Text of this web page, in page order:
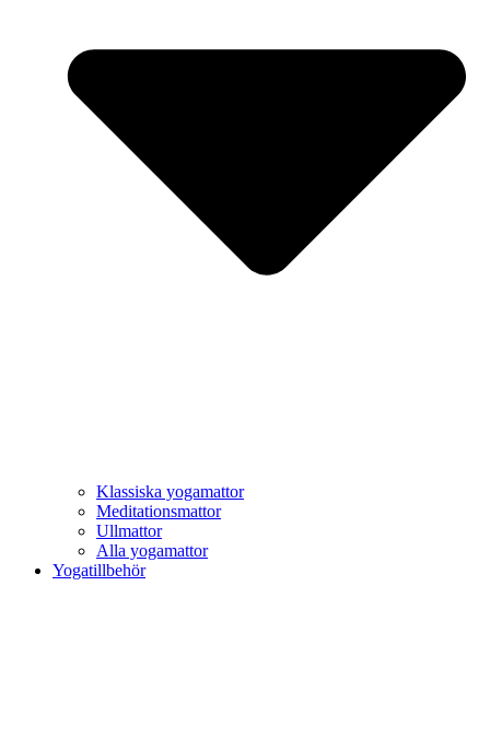
Klassiska yogamattor
Meditationsmattor
Ullmattor
Alla yogamattor
Yogatillbehör